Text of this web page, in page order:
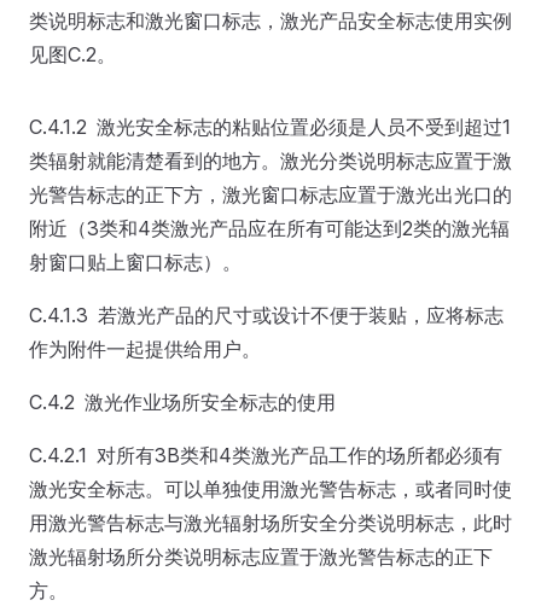
类说明标志和激光窗口标志，激光产品安全标志使用实例
见图C.2。
C.4.1.2 激光安全标志的粘贴位置必须是人员不受到超过1
类辐射就能清楚看到的地方。激光分类说明标志应置于激
光警告标志的正下方，激光窗口标志应置于激光出光口的
附近（3类和4类激光产品应在所有可能达到2类的激光辐
射窗口贴上窗口标志）。
C.4.1.3 若激光产品的尺寸或设计不便于装贴，应将标志
作为附件一起提供给用户。
C.4.2 激光作业场所安全标志的使用
C.4.2.1 对所有3B类和4类激光产品工作的场所都必须有
激光安全标志。可以单独使用激光警告标志，或者同时使
用激光警告标志与激光辐射场所安全分类说明标志，此时
激光辐射场所分类说明标志应置于激光警告标志的正下
方。